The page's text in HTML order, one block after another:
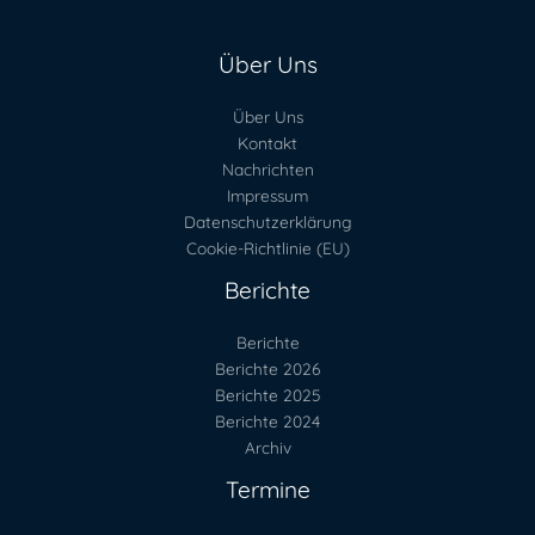
Über Uns
Über Uns
Kontakt
Nachrichten
Impressum
Datenschutzerklärung
Cookie-Richtlinie (EU)
Berichte
Berichte
Berichte 2026
Berichte 2025
Berichte 2024
Archiv
Termine